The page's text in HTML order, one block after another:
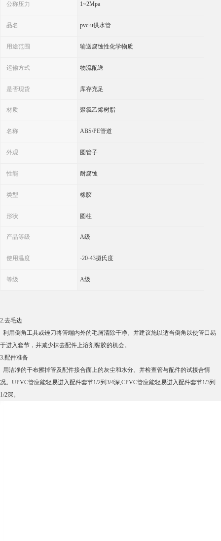
公称压力 1~2Mpa
品名 pvc-u供水管
用途范围 输送腐蚀性化学物质
运输方式 物流配送
是否现货 库存充足
材质 聚氯乙烯树脂
名称 ABS/PE管道
外观 圆管子
性能 耐腐蚀
类型 橡胶
形状 圆柱
产品等级 A级
使用温度 -20-43摄氏度
等级 A级
2.去毛边
利用倒角工具或锉刀将管端内外的毛屑清除干净。并建议施以适当倒角以使管口易
于进入套节，并减少抹去配件上溶剂黏胶的机会。
3.配件准备
用洁净的干布擦掉管及配件接合面上的灰尘和水分。并检查管与配件的试接合情
况。UPVC管应能轻易进入配件套节1/2到3/4深,CPVC管应能轻易进入配件套节1/3到
1/2深。